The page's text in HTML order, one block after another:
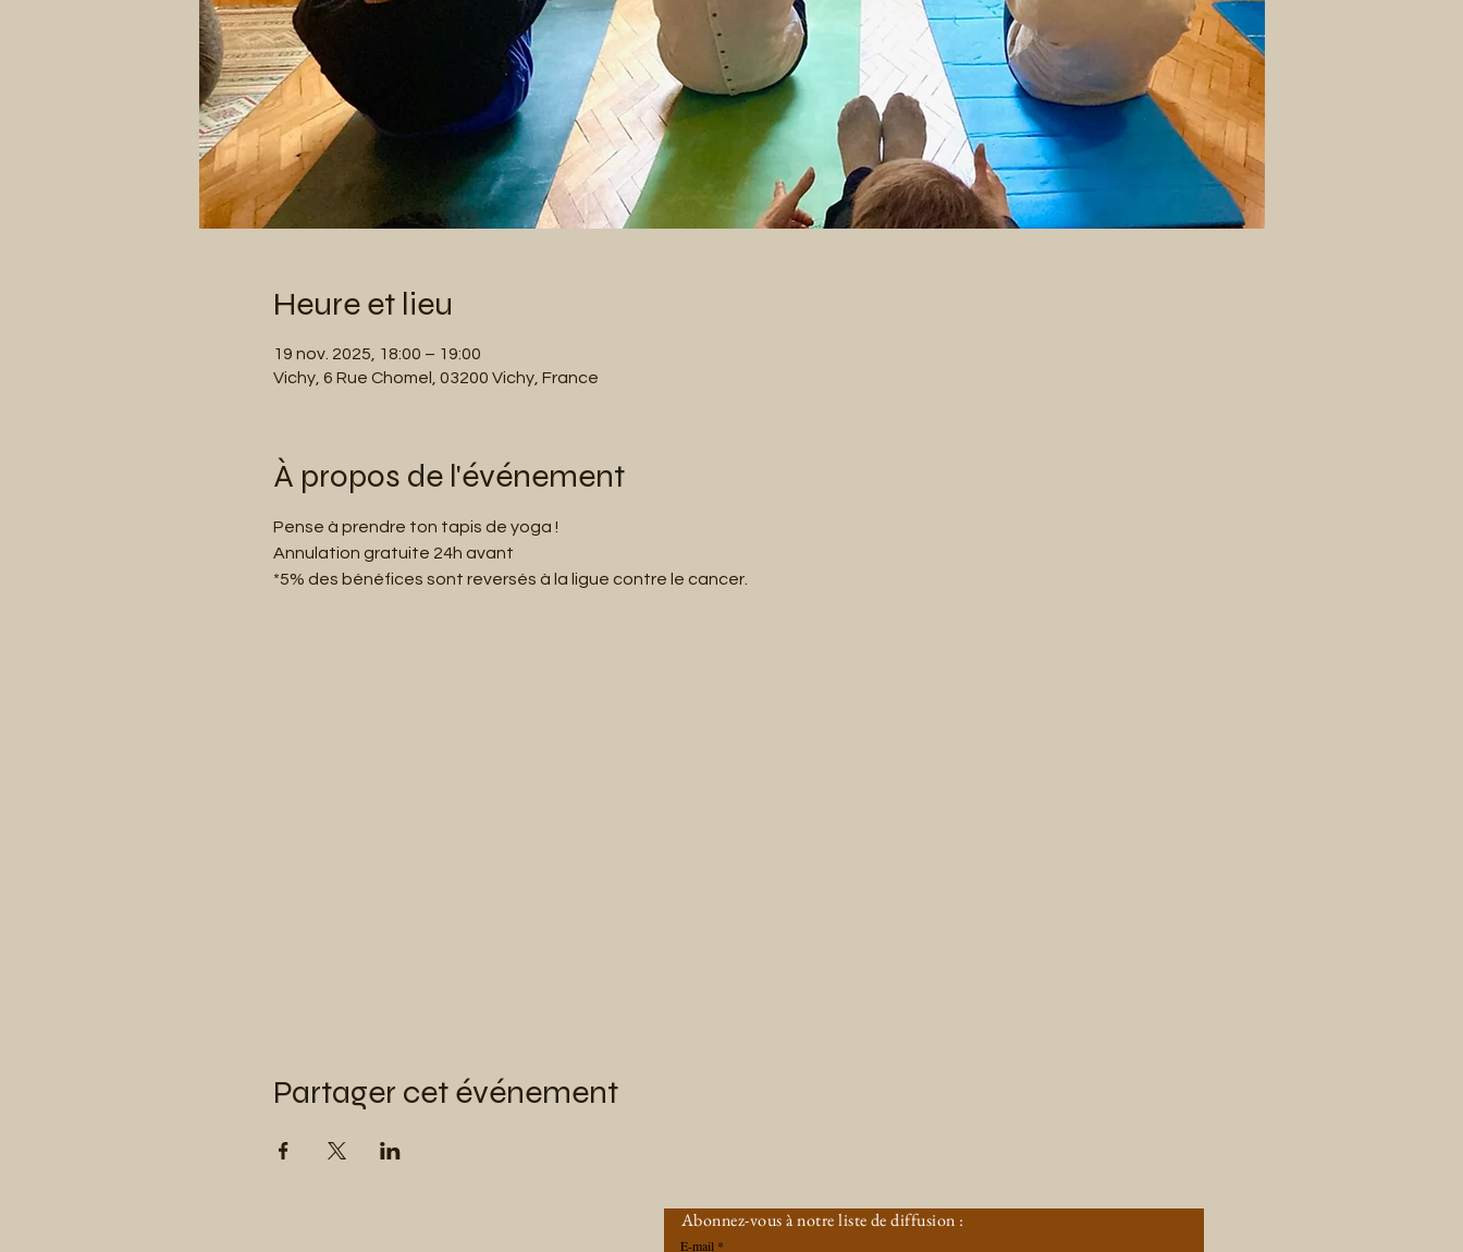
Heure et lieu
19 nov. 2025, 18:00 – 19:00
Vichy, 6 Rue Chomel, 03200 Vichy, France
À propos de l'événement
Pense à prendre ton tapis de yoga !
Annulation gratuite 24h avant
*5% des bénéfices sont reversés à la ligue contre le cancer.
Partager cet événement
Abonnez-vous à notre liste de diffusion :
E-mail